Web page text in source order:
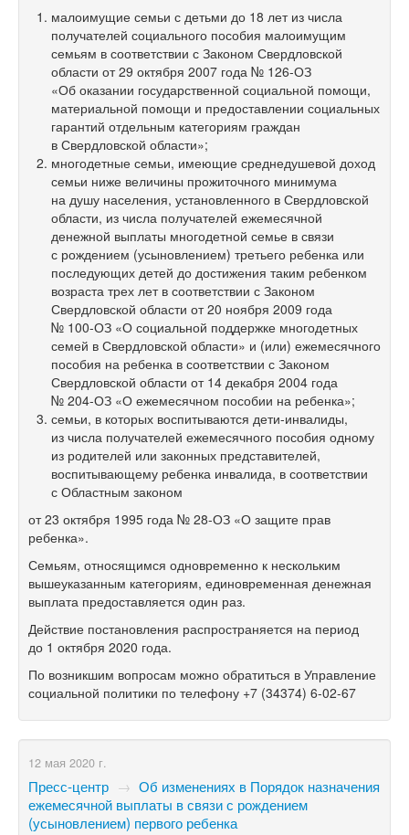
малоимущие семьи с детьми до 18 лет из числа
получателей социального пособия малоимущим
семьям в соответствии с Законом Свердловской
области от 29 октября 2007 года № 126-ОЗ
«Об оказании государственной социальной помощи,
материальной помощи и предоставлении социальных
гарантий отдельным категориям граждан
в Свердловской области»;
многодетные семьи, имеющие среднедушевой доход
семьи ниже величины прожиточного минимума
на душу населения, установленного в Свердловской
области, из числа получателей ежемесячной
денежной выплаты многодетной семье в связи
с рождением (усыновлением) третьего ребенка или
последующих детей до достижения таким ребенком
возраста трех лет в соответствии с Законом
Свердловской области от 20 ноября 2009 года
№ 100-ОЗ «О социальной поддержке многодетных
семей в Свердловской области» и (или) ежемесячного
пособия на ребенка в соответствии с Законом
Свердловской области от 14 декабря 2004 года
№ 204-ОЗ «О ежемесячном пособии на ребенка»;
семьи, в которых воспитываются дети-инвалиды,
из числа получателей ежемесячного пособия одному
из родителей или законных представителей,
воспитывающему ребенка инвалида, в соответствии
с Областным законом
от 23 октября 1995 года № 28-ОЗ «О защите прав
ребенка».
Семьям, относящимся одновременно к нескольким
вышеуказанным категориям, единовременная денежная
выплата предоставляется один раз.
Действие постановления распространяется на период
до 1 октября 2020 года.
По возникшим вопросам можно обратиться в Управление
социальной политики по телефону +7 (34374) 6-02-67
12 мая 2020 г.
Пресс-центр → Об изменениях в Порядок назначения
ежемесячной выплаты в связи с рождением
(усыновлением) первого ребенка